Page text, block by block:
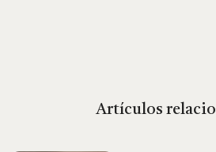
Artículos